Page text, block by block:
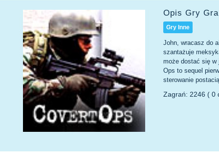
Opis Gry
Gry Inne
John, wracasz do
szantażuje
może dostać się w
Ops to sequel
sterowanie
Zagrań: 2246 ( 0